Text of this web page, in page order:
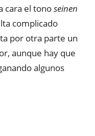
cara el tonoseinen
complicado
por otra parte un
aunque hay que
algunos